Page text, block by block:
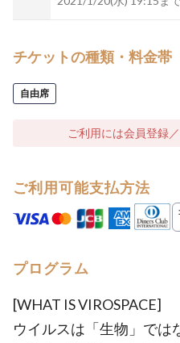
チケットの種類・料金帯
自由席
ご利用には会員登録
ご利用可能支払方法
プログラム
[WHAT IS VIROSPACE]
ウイルスは「生物」では